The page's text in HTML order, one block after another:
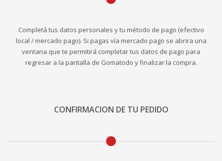
Completá tus datos personales y tu método de pago (efectivo
local / mercado pago). Si pagas vía mercado pago se abrira una
ventana que te permitirá completar tus datos de pago para
regresar a la pantalla de Gomatodo y finalizar la compra.
CONFIRMACION DE TU PEDIDO